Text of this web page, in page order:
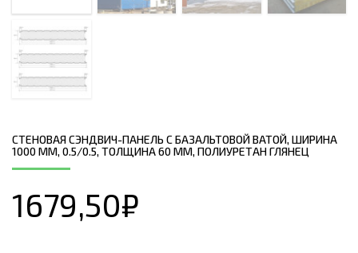
СТЕНОВАЯ СЭНДВИЧ-ПАНЕЛЬ С БАЗАЛЬТОВОЙ ВАТОЙ, ШИРИНА
1000 ММ, 0.5/0.5, ТОЛЩИНА 60 ММ, ПОЛИУРЕТАН ГЛЯНЕЦ
1679,50₽